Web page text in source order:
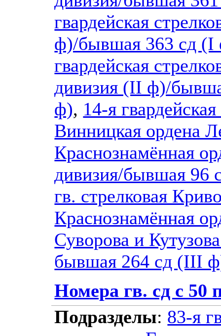
гвардейская
ф)/бывшая 363 сд (I
гвардейская
дивизия (II ф)/
ф), 14-я
Винницкая ордена
Краснознамённая
дивизия/бывшая 96
гв. стрелковая
Краснознамённая
Суворова и
бывшая 264 сд (III
Номера гв. сд с 50
Подразделы: 83-я